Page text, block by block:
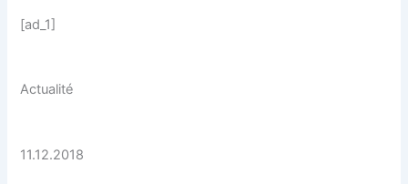
[ad_1]
Actualité
11.12.2018